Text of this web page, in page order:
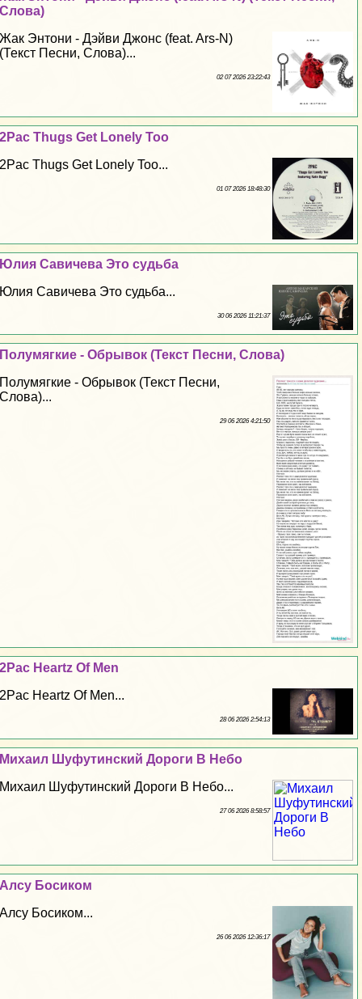
Слова)
Жак Энтони - Дэйви Джонс (feat. Ars-N)
(Текст Песни, Слова)...
02 07 2026 23:22:43
2Pac Thugs Get Lonely Too
2Pac Thugs Get Lonely Too...
01 07 2026 18:48:30
Юлия Савичева Это судьба
Юлия Савичева Это судьба...
30 06 2026 11:21:37
Полумягкие - Обрывок (Текст Песни, Слова)
Полумягкие - Обрывок (Текст Песни,
Слова)...
29 06 2026 4:21:50
2Pac Heartz Of Men
2Pac Heartz Of Men...
28 06 2026 2:54:13
Михаил Шуфутинский Дороги В Небо
Михаил Шуфутинский Дороги В Небо...
27 06 2026 8:58:57
Алсу Босиком
Алсу Босиком...
26 06 2026 12:36:17